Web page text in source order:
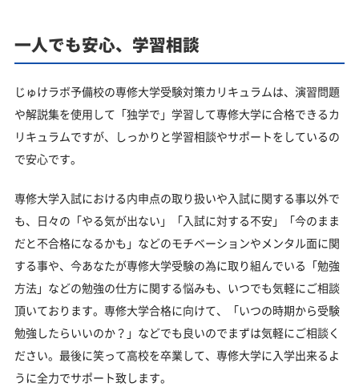
一人でも安心、学習相談
じゅけラボ予備校の専修大学受験対策カリキュラムは、演習問題
や解説集を使用して「独学で」学習して専修大学に合格できるカ
リキュラムですが、しっかりと学習相談やサポートをしているの
で安心です。
専修大学入試における内申点の取り扱いや入試に関する事以外で
も、日々の「やる気が出ない」「入試に対する不安」「今のまま
だと不合格になるかも」などのモチベーションやメンタル面に関
する事や、今あなたが専修大学受験の為に取り組んでいる「勉強
方法」などの勉強の仕方に関する悩みも、いつでも気軽にご相談
頂いております。専修大学合格に向けて、「いつの時期から受験
勉強したらいいのか？」などでも良いのでまずは気軽にご相談く
ださい。最後に笑って高校を卒業して、専修大学に入学出来るよ
うに全力でサポート致します。